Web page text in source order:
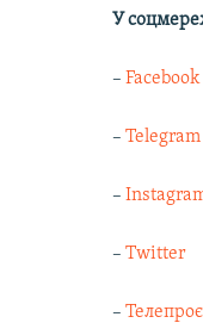
У
– Facebook
– Telegram
–
– Twitter
–